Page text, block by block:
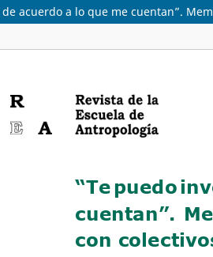
acuerdo a lo que me cuentan”.